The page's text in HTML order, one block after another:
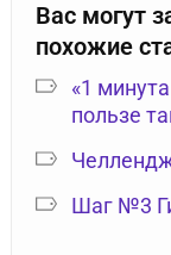
Вас могут
похожие
«1
пользе
Шаг №3